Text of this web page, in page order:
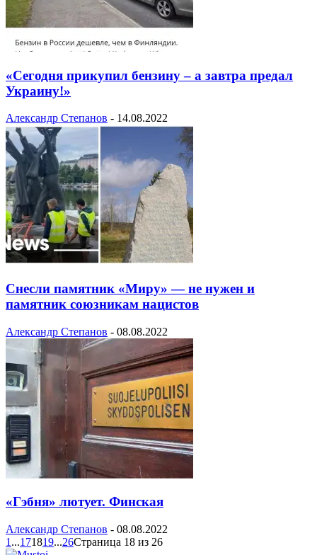
«Сегодня прикупил бензину – а завтра предал
Украину!»
Александр Степанов - 14.08.2022
Снесли памятник «Миру» — не нужен и
памятник союзникам нацистов
Александр Степанов - 08.08.2022
«Гэбня» лютует. Финская
Александр Степанов - 08.08.2022
1 ...171819...26Страница 18 из 26